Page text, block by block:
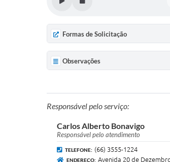
Formas de Solicitação
Observações
Responsável pelo serviço:
Carlos Alberto Bonavigo
Responsável pelo atendimento
TELEFONE: (66) 3555-1224
ENDEREÇO: Avenida 20 de